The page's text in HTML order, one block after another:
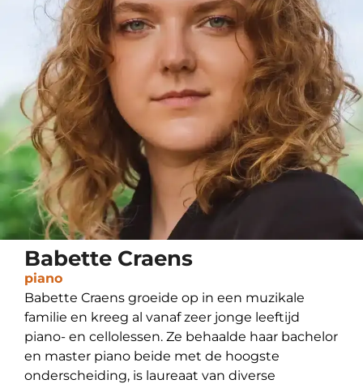
Babette Craens
piano
Babette Craens groeide op in een muzikale
familie en kreeg al vanaf zeer jonge leeftijd
piano- en cellolessen. Ze behaalde haar bachelor
en master piano beide met de hoogste
onderscheiding, is laureaat van diverse